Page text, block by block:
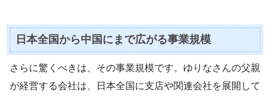
日本全国から中国にまで広がる事業規模
さらに驚くべきは、その事業規模です。ゆりなさんの父親
が経営する会社は、日本全国に支店や関連会社を展開して